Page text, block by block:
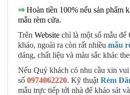
⇒ Hoàn tiền 100% nếu sản phẩm
mẫu rèm cửa.
Trên Website chỉ là một số mẫu để
khảo, ngoài ra còn rất nhiều mẫu
dáng, chất liệu và màu sắc khác
Nếu Quý khách có nhu cầu xin
số 0974062220. Kỹ thuật Rèm
mẫu trực tiếp tới nhà để khảo sát